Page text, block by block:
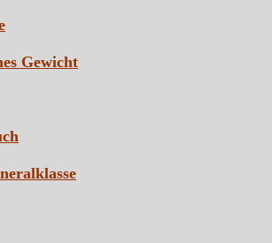
Gewicht